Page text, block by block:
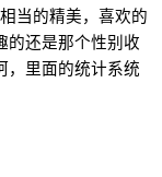
当的精美，喜欢的
的还是那个性别收
，里面的统计系统